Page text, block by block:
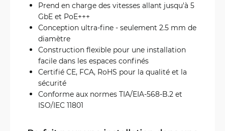
Prend en charge des vitesses allant jusqu'à 5
GbE et PoE+++
Conception ultra-fine - seulement 2.5 mm de
diamètre
Construction flexible pour une installation
facile dans les espaces confinés
Certifié CE, FCA, RoHS pour la qualité et la
sécurité
Conforme aux normes TIA/EIA-568-B.2 et
ISO/IEC 11801